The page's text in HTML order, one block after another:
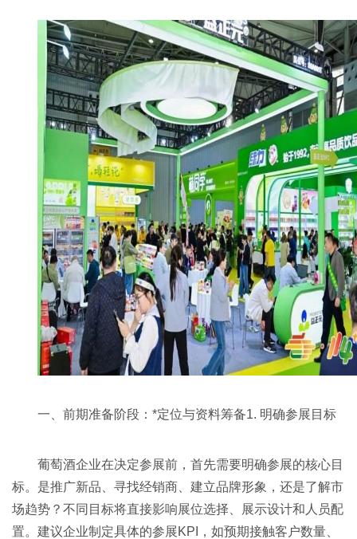
一、前期准备阶段：*定位与资料筹备1. 明确参展目标
葡萄酒企业在决定参展前，首先需要明确参展的核心目
标。是推广新品、寻找经销商、建立品牌形象，还是了解市
场趋势？不同目标将直接影响展位选择、展示设计和人员配
置。建议企业制定具体的参展KPI，如预期接触客户数量、